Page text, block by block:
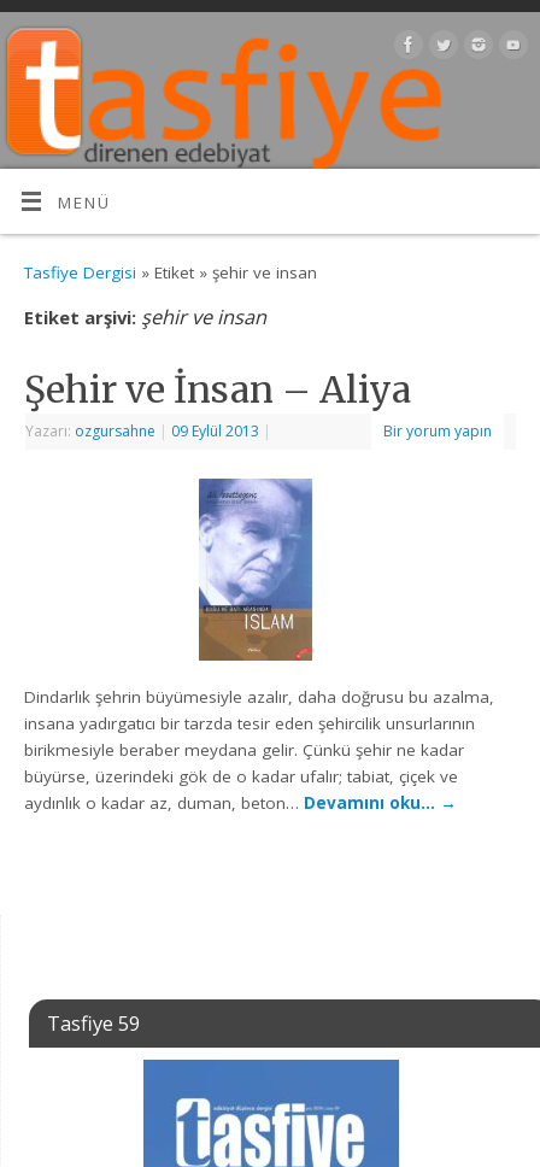
MENÜ
Tasfiye Dergisi » Etiket » şehir ve insan
Etiket arşivi: şehir ve insan
Şehir ve İnsan – Aliya
Yazarı: ozgursahne | 09 Eylül 2013 | Bir yorum yapın
Dindarlık şehrin büyümesiyle azalır, daha doğrusu bu azalma,
insana yadırgatıcı bir tarzda tesir eden şehircilik unsurlarının
birikmesiyle beraber meydana gelir. Çünkü şehir ne kadar
büyürse, üzerindeki gök de o kadar ufalır; tabiat, çiçek ve
aydınlık o kadar az, duman, beton… Devamını oku… →
Tasfiye 59